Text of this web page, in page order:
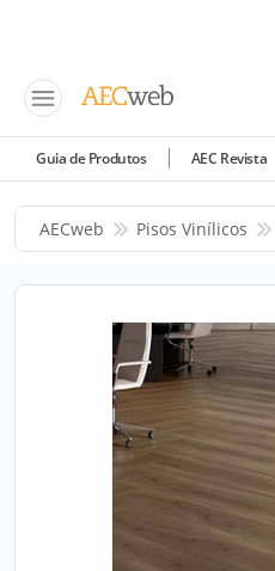
Guia de Produtos AEC Revista
AECweb Pisos Vinílicos